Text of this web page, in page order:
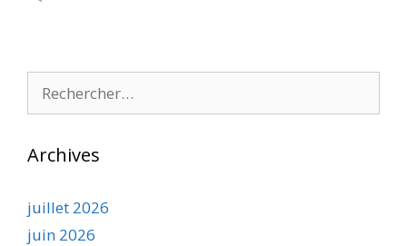
Archives
juillet 2026
juin 2026